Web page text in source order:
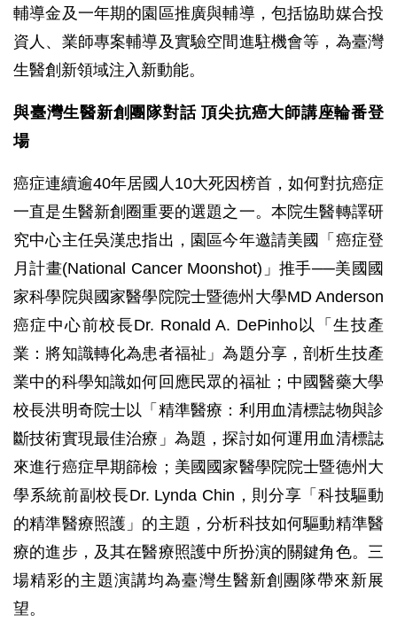
輔導金及一年期的園區推廣與輔導，包括協助媒合投
資人、業師專案輔導及實驗空間進駐機會等，為臺灣
生醫創新領域注入新動能。
與臺灣生醫新創團隊對話 頂尖抗癌大師講座輪番登
場
癌症連續逾40年居國人10大死因榜首，如何對抗癌症
一直是生醫新創圈重要的選題之一。本院生醫轉譯研
究中心主任吳漢忠指出，園區今年邀請美國「癌症登
月計畫(National Cancer Moonshot)」推手──美國國
家科學院與國家醫學院院士暨德州大學MD Anderson
癌症中心前校長Dr. Ronald A. DePinho以「生技產
業：將知識轉化為患者福祉」為題分享，剖析生技產
業中的科學知識如何回應民眾的福祉；中國醫藥大學
校長洪明奇院士以「精準醫療：利用血清標誌物與診
斷技術實現最佳治療」為題，探討如何運用血清標誌
來進行癌症早期篩檢；美國國家醫學院院士暨德州大
學系統前副校長Dr. Lynda Chin，則分享「科技驅動
的精準醫療照護」的主題，分析科技如何驅動精準醫
療的進步，及其在醫療照護中所扮演的關鍵角色。三
場精彩的主題演講均為臺灣生醫新創團隊帶來新展
望。